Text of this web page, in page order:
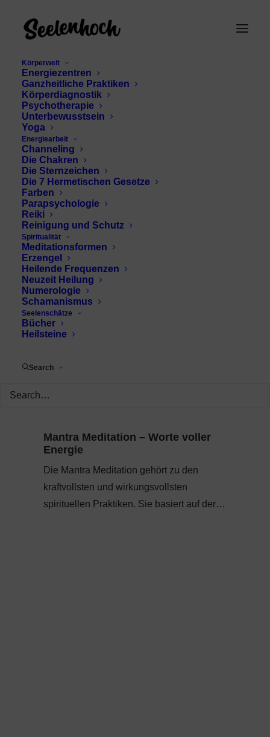
Körperwelt
Energiezentren
Ganzheitliche Praktiken
Körperdiagnostik
Psychotherapie
Unterbewusstsein
Yoga
Energiearbeit
Channeling
Die Chakren
Die Sternzeichen
Die 7 Hermetischen Gesetze
Farben
Parapsychologie
Reiki
Reinigung und Schutz
Spiritualität
Meditationsformen
Erzengel
Heilende Frequenzen
Neuzeit Heilung
Numerologie
Schamanismus
Seelenschätze
Bücher
Heilsteine
Search
Chakra Energie
Mantra Meditation – Worte voller
Energie
Die Mantra Meditation gehört zu den
kraftvollsten und wirkungsvollsten
spirituellen Praktiken. Sie basiert auf der…